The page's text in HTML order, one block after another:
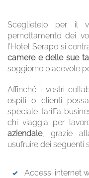
Sceglietelo per il
pernottamento dei
l’Hotel Serapo si
camere e delle sue
soggiorno piacevole
Affinché i vostri
ospiti o clienti
speciale tariffa
chi viaggia per
aziendale, grazie
usufruire dei seguenti
Accessi internet